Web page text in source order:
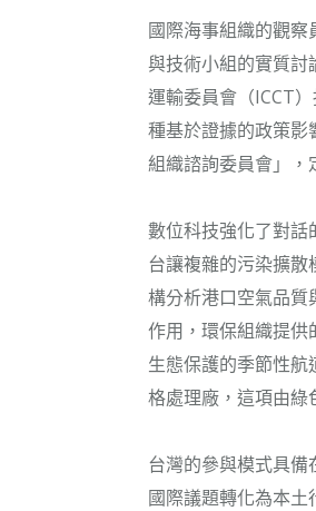
國際海事組織的觀
與技術小組的實質
運輸委員會（ICCT
種基於證據的政策
組織諮詢委員會」，
數位科技強化了對話
台讓複雜的污染擴
構分析港口空氣品質
作用，環保組織提供
生態保護的季節性
格處理廠，這項由綠
台灣的參與模式具
國際議題轉化為本